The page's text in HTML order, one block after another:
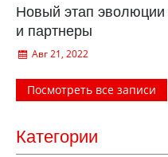
Новый этап эволюции
и партнеры
Авг 21, 2022
Посмотреть все записи
Категории